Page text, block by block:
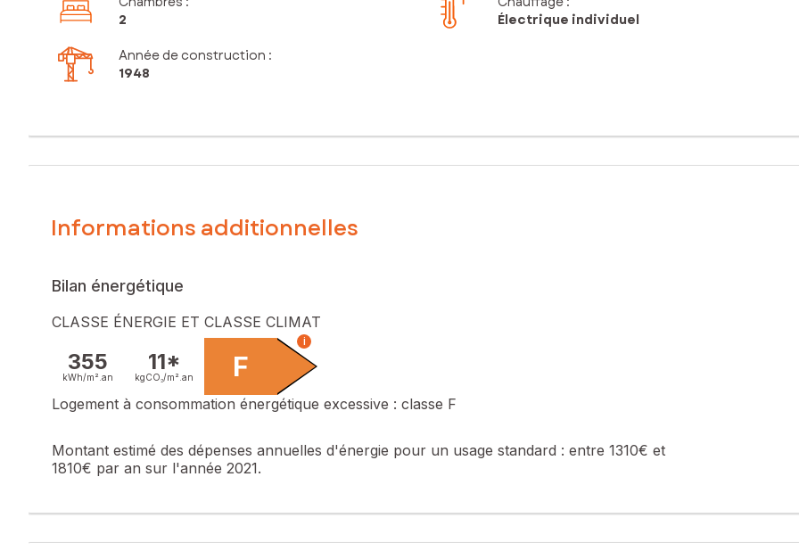
2
Électrique individuel
Année de construction :
1948
Informations additionnelles
Bilan énergétique
CLASSE ÉNERGIE ET CLASSE CLIMAT
355
kWh/m². an
11*
kgCO₂/m². an F
i
Logement à consommation énergétique excessive : classe F
Montant estimé des dépenses annuelles d'énergie pour un usage standard : entre 1310€ et
1810€ par an sur l'année 2021.